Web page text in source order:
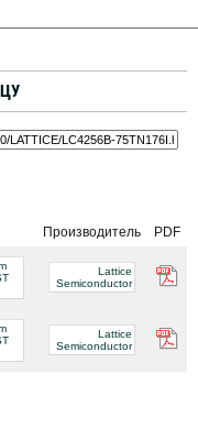
Производитель PDF
Lattice
Semiconductor
Lattice
Semiconductor